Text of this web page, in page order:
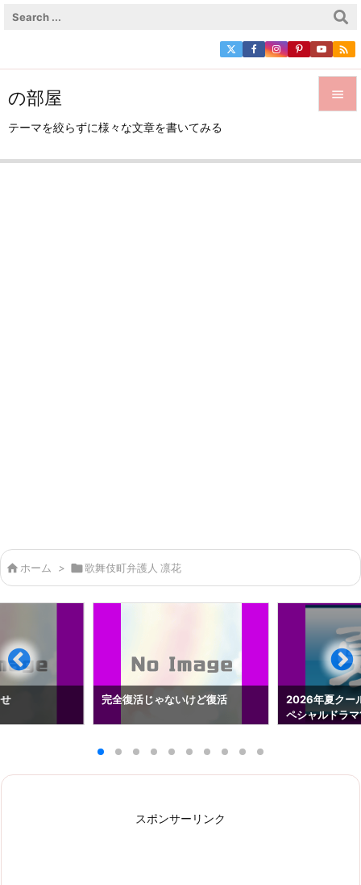
の部屋
テーマを絞らずに様々な文章を書いてみる



 ホーム > 歌舞伎町弁護人 凛花
完全復活じゃないけど復活
2026年夏クー
ペシャルドラ
スポンサーリンク